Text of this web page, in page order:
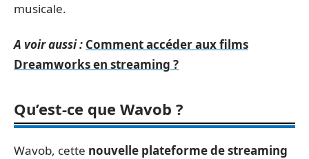
musicale.
A voir aussi : Comment accéder aux films
Dreamworks en streaming ?
Qu’est-ce que Wavob ?
Wavob, cette nouvelle plateforme de streaming